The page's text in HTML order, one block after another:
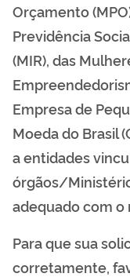
Orçamento
Previdência
(MIR), das
Empresa de
Moeda do Brasil
a entidades
órgãos/
adequado com
Para que sua
corretamente,